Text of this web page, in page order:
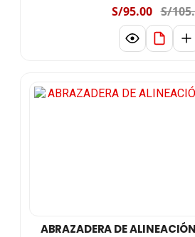
S/95.00 S/
ABRAZADERA DE